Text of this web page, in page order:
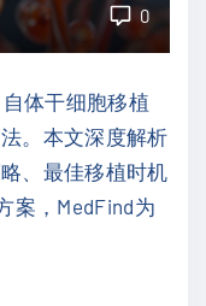
0
体干细胞移植
。本文深度解析
、最佳移植时机
案，MedFind为